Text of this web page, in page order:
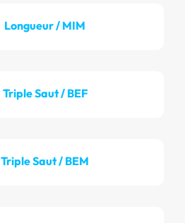
Longueur / MIM
Triple Saut / BEF
Triple Saut / BEM